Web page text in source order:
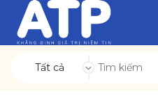
Tất cả